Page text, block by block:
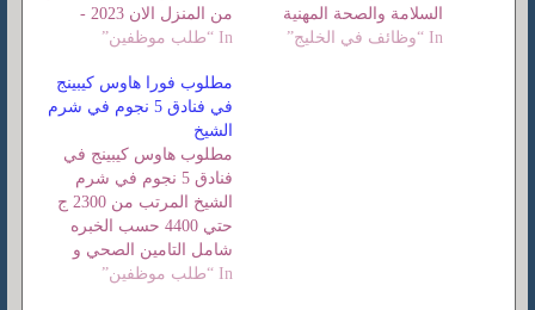
من المنزل الان 2023 -
2024
In “طلب موظفين”
‏السلامة والصحة المهنية
يشترط حصوله علي درجة
In “وظائف في الخليج”
مطلوب فورا هاوس كيبينج
في فنادق 5 نجوم في شرم
الشيخ
مطلوب هاوس كيبينج في
فنادق 5 نجوم في شرم
الشيخ المرتب من 2300 ج
حتي 4400 حسب الخبره
شامل التامين الصحي و
الاجتماعي من اول يوم
In “طلب موظفين”